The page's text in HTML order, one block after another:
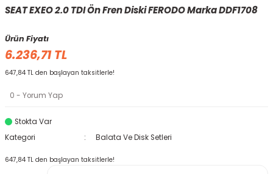
SEAT EXEO 2.0 TDI Ön Fren Diski FERODO Marka DDF1708
Ürün Fiyatı
6.236,71 TL
647,84 TL den başlayan taksitlerle!
0 - Yorum Yap
Stokta Var
Kategori
Balata Ve Disk Setleri
647,84 TL den başlayan taksitlerle!